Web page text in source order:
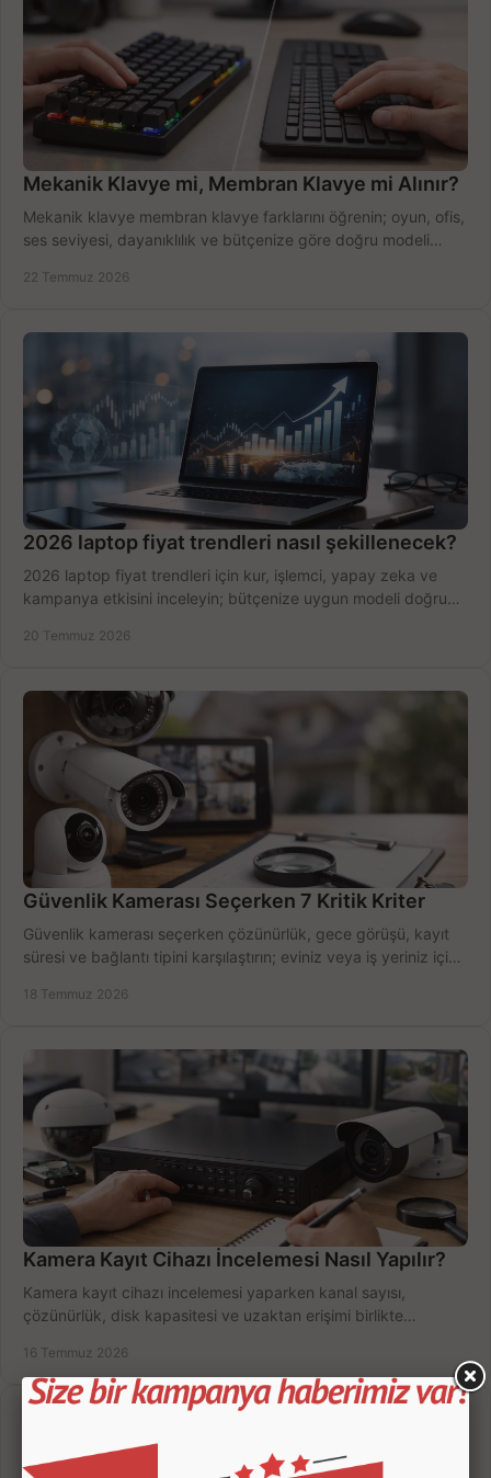
Mekanik Klavye mi, Membran Klavye mi Alınır?
Mekanik klavye membran klavye farklarını öğrenin; oyun, ofis,
ses seviyesi, dayanıklılık ve bütçenize göre doğru modeli
22 Temmuz 2026
2026 laptop fiyat trendleri nasıl şekillenecek?
2026 laptop fiyat trendleri için kur, işlemci, yapay zeka ve
kampanya etkisini inceleyin; bütçenize uygun modeli doğru
20 Temmuz 2026
Güvenlik Kamerası Seçerken 7 Kritik Kriter
Güvenlik kamerası seçerken çözünürlük, gece görüşü, kayıt
süresi ve bağlantı tipini karşılaştırın; eviniz veya iş yeriniz için
18 Temmuz 2026
Kamera Kayıt Cihazı İncelemesi Nasıl Yapılır?
Kamera kayıt cihazı incelemesi yaparken kanal sayısı,
çözünürlük, disk kapasitesi ve uzaktan erişimi birlikte
16 Temmuz 2026